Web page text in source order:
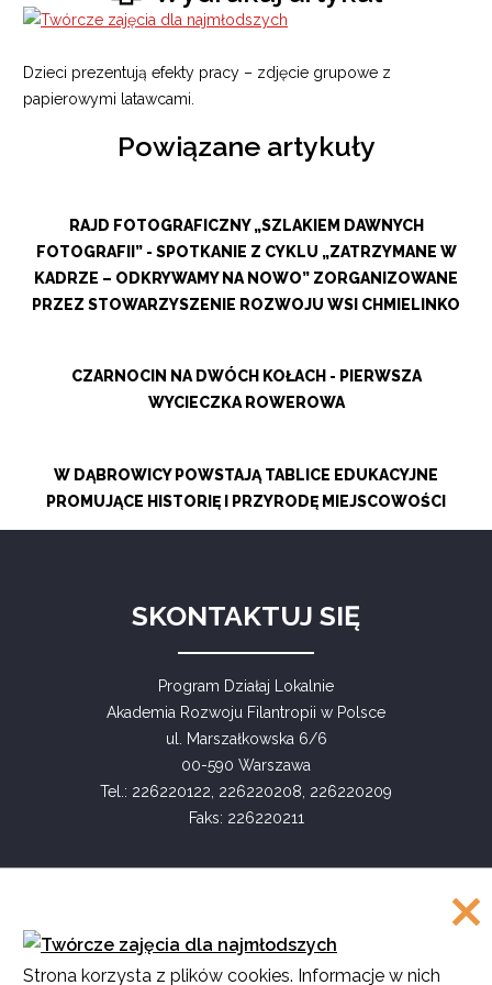
Dzieci prezentują efekty pracy – zdjęcie grupowe z
papierowymi latawcami.
Powiązane artykuły
RAJD FOTOGRAFICZNY „SZLAKIEM DAWNYCH
FOTOGRAFII” - SPOTKANIE Z CYKLU „ZATRZYMANE W
KADRZE – ODKRYWAMY NA NOWO” ZORGANIZOWANE
PRZEZ STOWARZYSZENIE ROZWOJU WSI CHMIELINKO
CZARNOCIN NA DWÓCH KOŁACH - PIERWSZA
WYCIECZKA ROWEROWA
W DĄBROWICY POWSTAJĄ TABLICE EDUKACYJNE
PROMUJĄCE HISTORIĘ I PRZYRODĘ MIEJSCOWOŚCI
SKONTAKTUJ SIĘ
Program Działaj Lokalnie
Akademia Rozwoju Filantropii w Polsce
ul. Marszałkowska 6/6
00-590 Warszawa
Tel.: 226220122, 226220208, 226220209
Faks: 226220211
COPYRIGHT
Strona korzysta z plików cookies. Informacje w nich